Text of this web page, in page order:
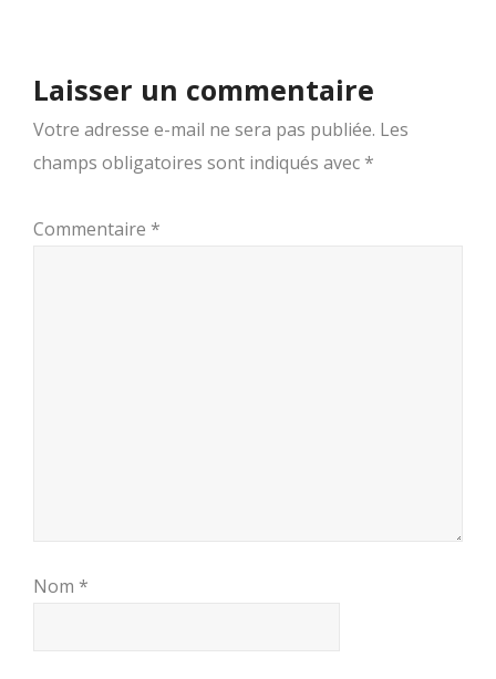
Laisser un commentaire
Votre adresse e-mail ne sera pas publiée. Les
champs obligatoires sont indiqués avec *
Commentaire *
Nom *